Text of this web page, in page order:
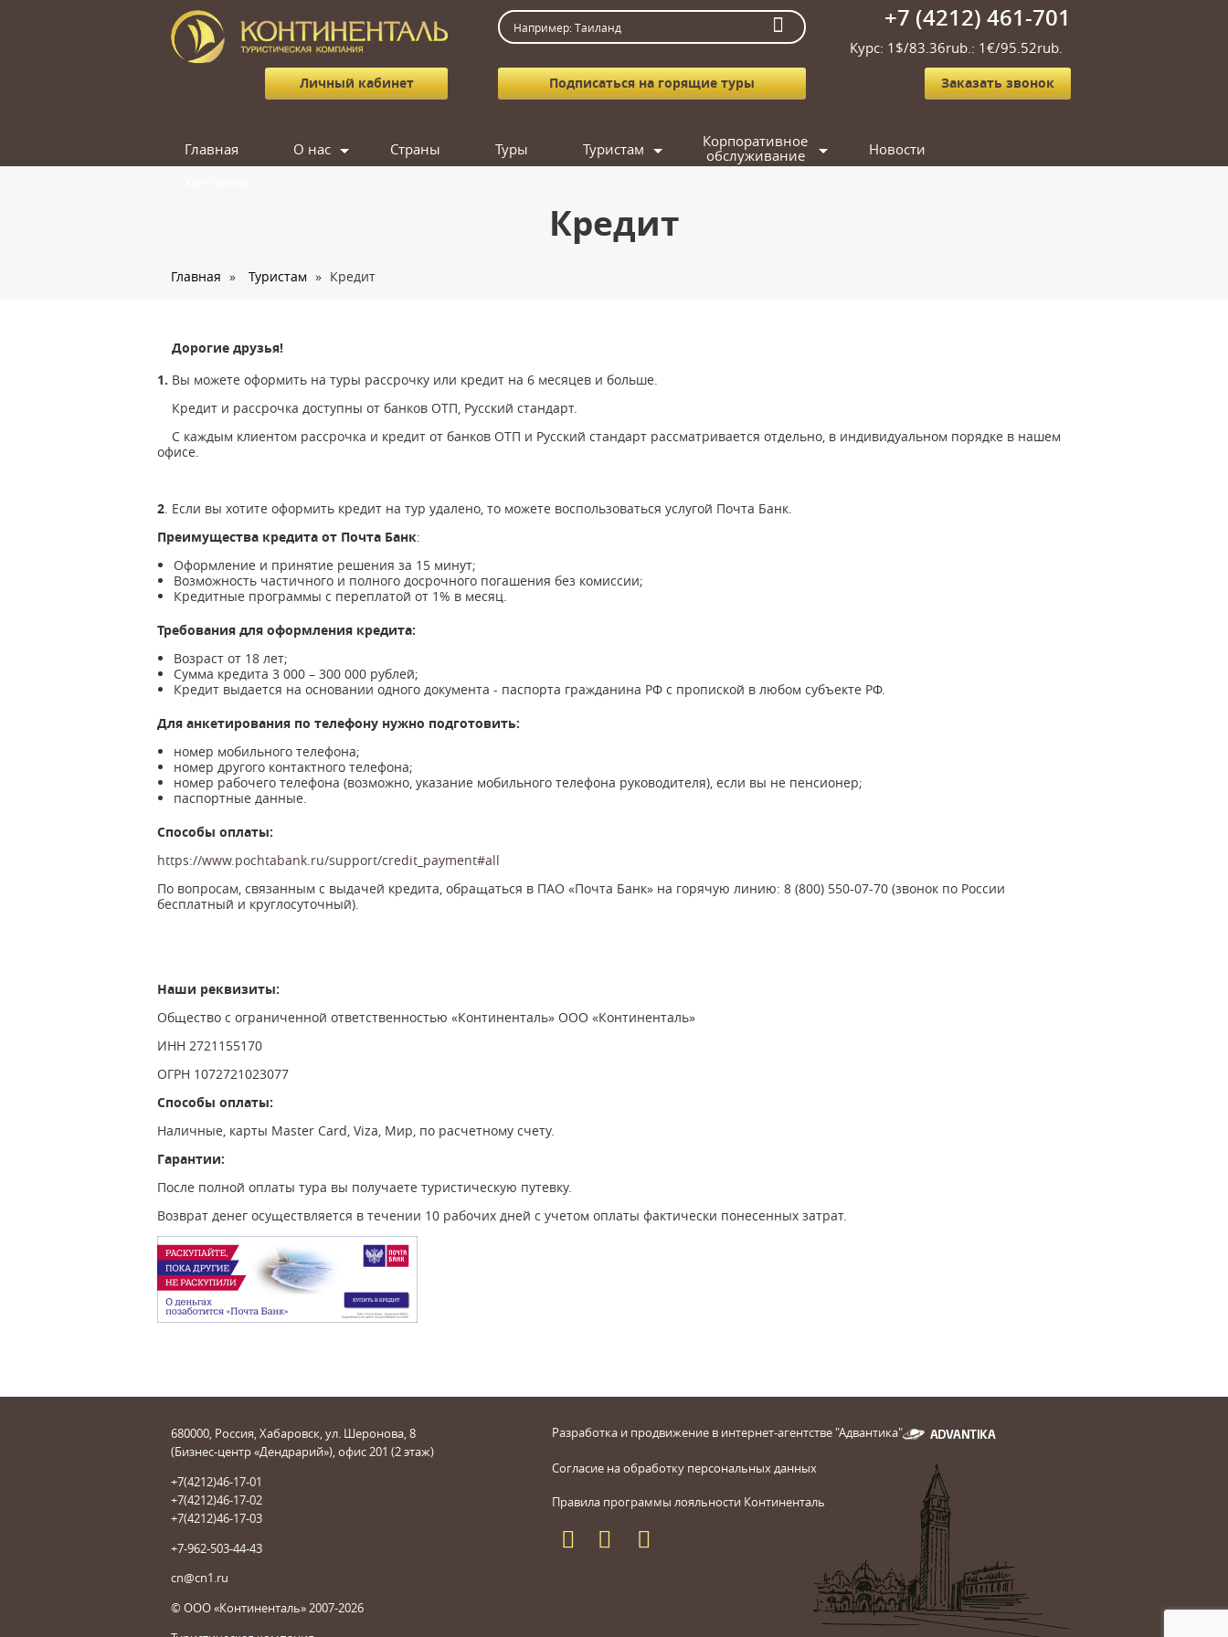
Личный кабинет Подписаться на горящие туры
+7 (4212) 461-701
Курс: 1$/83.36rub.: 1€/95.52rub.
Заказать звонок
Главная
О нас
Страны Туры
Туристам
Вопрос-ответ
Фотогалерея
Поиск попутчика
Корпоративное
обслуживание
Новости
Кредит
Главная » Туристам » Кредит
Дорогие друзья!
1. Вы можете оформить на туры рассрочку или кредит на 6 месяцев и больше.
Кредит и рассрочка доступны от банков ОТП, Русский стандарт.
С каждым клиентом рассрочка и кредит от банков ОТП и Русский стандарт рассматривается отдельно, в индивидуальном порядке в нашем
офисе.
2. Если вы хотите оформить кредит на тур удалено, то можете воспользоваться услугой Почта Банк.
Преимущества кредита от Почта Банк:
Оформление и принятие решения за 15 минут;
Возможность частичного и полного досрочного погашения без комиссии;
Кредитные программы с переплатой от 1% в месяц.
Требования для оформления кредита:
Возраст от 18 лет;
Сумма кредита 3 000 – 300 000 рублей;
Кредит выдается на основании одного документа - паспорта гражданина РФ с пропиской в любом субъекте РФ.
Для анкетирования по телефону нужно подготовить:
номер мобильного телефона;
номер другого контактного телефона;
номер рабочего телефона (возможно, указание мобильного телефона руководителя), если вы не пенсионер;
паспортные данные.
Способы оплаты:
https://www.pochtabank.ru/support/credit_payment#all
По вопросам, связанным с выдачей кредита, обращаться в ПАО «Почта Банк» на горячую линию: 8 (800) 550-07-70 (звонок по России
бесплатный и круглосуточный).
Наши реквизиты:
Общество с ограниченной ответственностью «Континенталь» ООО «Континенталь»
ИНН 2721155170
ОГРН 1072721023077
Способы оплаты:
Наличные, карты Master Card, Viza, Мир, по расчетному счету.
Гарантии:
После полной оплаты тура вы получаете туристическую путевку.
Возврат денег осуществляется в течении 10 рабочих дней с учетом оплаты фактически понесенных затрат.
680000, Россия, Хабаровск, ул. Шеронова, 8
(Бизнес-центр «Дендрарий»), офис 201 (2 этаж)
+7(4212)46-17-01
+7(4212)46-17-02
+7(4212)46-17-03
+7-962-503-44-43
cn@cn1.ru
© ООО «Континенталь» 2007-2026
Разработка и продвижение в интернет-агентстве "Адвантика"
Согласие на обработку персональных данных
Правила программы лояльности Континенталь